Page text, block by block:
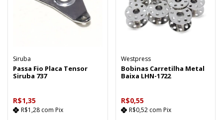
Siruba
Passa Fio Placa Tensor
Siruba 737
R$1,35
R$1,28 com Pix
Westpress
Bobinas Carretilha Metal
Baixa LHN-1722
R$0,55
R$0,52 com Pix